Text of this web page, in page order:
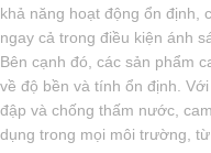
khả năng hoạt động ổn định,
ngay cả trong điều kiện ánh
Bên cạnh đó, các sản phẩm
về độ bền và tính ổn định.
đập và chống thấm nước,
dụng trong mọi môi trường,